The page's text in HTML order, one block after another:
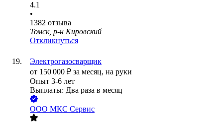
4.1
•
1382 отзыва
Томск, р-н Кировский
Откликнуться
Электрогазосварщик
от 150 000 ₽ за месяц, на руки
Опыт 3-6 лет
Выплаты: Два раза в месяц
ООО МКС Сервис